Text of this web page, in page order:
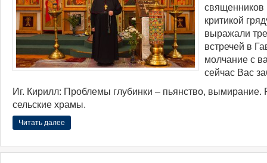
священников
критикой
выражали
встречей в
молчание с
сейчас Вас
Иг. Кирилл: Проблемы глубинки – пьянство,
сельские храмы.
Читать далее